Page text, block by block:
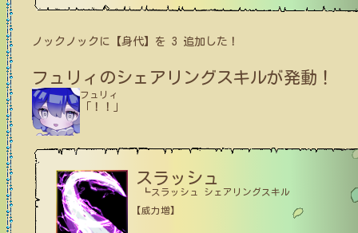
ノックノック に【身代】を 3 追加した！
フュリィ のシェアリングスキルが発動！
フュリィ
「！！」
スラッシュ
┗スラッシュ シェアリングスキル
【威力増】